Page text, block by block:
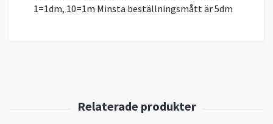
1=1dm, 10=1m Minsta beställningsmått är 5dm